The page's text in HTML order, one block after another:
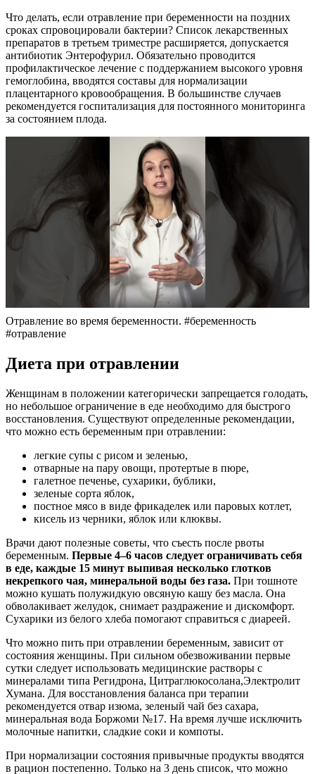
Что делать, если отравление при беременности на поздних
сроках спровоцировали бактерии? Список лекарственных
препаратов в третьем триместре расширяется, допускается
антибиотик Энтерофурил. Обязательно проводится
профилактическое лечение с поддержанием высокого уровня
гемоглобина, вводятся составы для нормализации
плацентарного кровообращения. В большинстве случаев
рекомендуется госпитализация для постоянного мониторинга
за состоянием плода.
Отравление во время беременности. #беременность
#отравление
Диета при отравлении
Женщинам в положении категорически запрещается голодать,
но небольшое ограничение в еде необходимо для быстрого
восстановления. Существуют определенные рекомендации,
что можно есть беременным при отравлении:
легкие супы с рисом и зеленью,
отварные на пару овощи, протертые в пюре,
галетное печенье, сухарики, бублики,
зеленые сорта яблок,
постное мясо в виде фрикаделек или паровых котлет,
кисель из черники, яблок или клюквы.
Врачи дают полезные советы, что съесть после рвоты
беременным. Первые 4–6 часов следует ограничивать себя
в еде, каждые 15 минут выпивая несколько глотков
некрепкого чая, минеральной воды без газа. При тошноте
можно кушать полужидкую овсяную кашу без масла. Она
обволакивает желудок, снимает раздражение и дискомфорт.
Сухарики из белого хлеба помогают справиться с диареей.
Что можно пить при отравлении беременным, зависит от
состояния женщины. При сильном обезвоживании первые
сутки следует использовать медицинские растворы с
минералами типа Регидрона, Цитраглюкосолана,Электролит
Хумана. Для восстановления баланса при терапии
рекомендуется отвар изюма, зеленый чай без сахара,
минеральная вода Боржоми №17. На время лучше исключить
молочные напитки, сладкие соки и компоты.
При нормализации состояния привычные продукты вводятся
в рацион постепенно. Только на 3 день список, что можно